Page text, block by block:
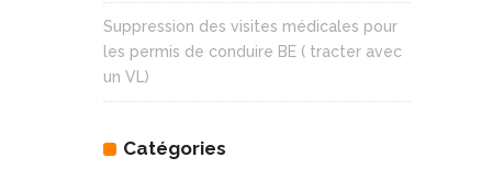
Suppression des visites médicales pour
les permis de conduire BE ( tracter avec
un VL)
Catégories